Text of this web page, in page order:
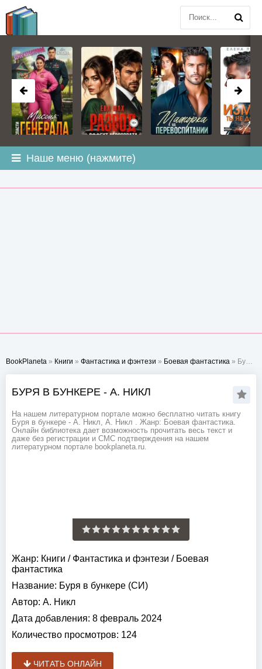
Наше меню (нажмите)
BookPlaneta » Книги » Фантастика и фэнтези » Боевая фантастика » Буря в бункере - А. Никл
БУРЯ В БУНКЕРЕ - А. НИКЛ
На нашем литературном портале можно бесплатно читать книгу
Буря в бункере - А. Никл, А. Никл . Жанр: Боевая фантастика.
Онлайн библиотека дает возможность прочитать весь текст и
даже без регистрации и СМС подтверждения на нашем
литературном портале bookplaneta.ru.
Жанр: Книги / Фантастика и фэнтези / Боевая
фантастика
Название: Буря в бункере (СИ)
Автор: А. Никл
Дата добавления: 8 февраль 2024
Количество просмотров: 124
ЧИТАТЬ ОНЛАЙН
BOOKPLANETA.COM